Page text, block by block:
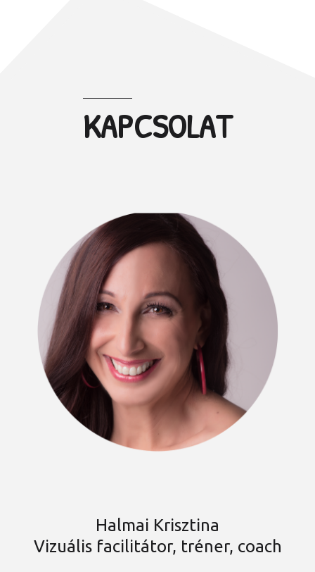
KAPCSOLAT
Halmai Krisztina
Vizuális facilitátor, tréner, coach